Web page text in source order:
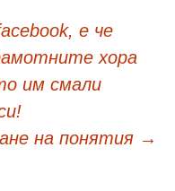
е че
хора
им смали
на понятия →